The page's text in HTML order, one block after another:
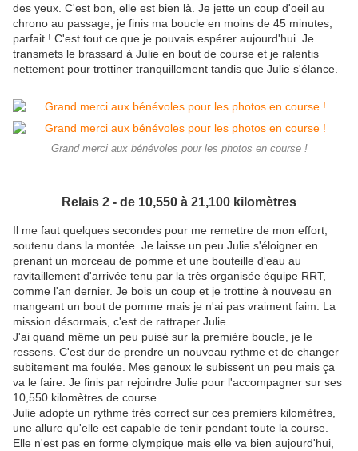
des yeux. C'est bon, elle est bien là. Je jette un coup d'oeil au
chrono au passage, je finis ma boucle en moins de 45 minutes,
parfait ! C'est tout ce que je pouvais espérer aujourd'hui. Je
transmets le brassard à Julie en bout de course et je ralentis
nettement pour trottiner tranquillement tandis que Julie s'élance.
Grand merci aux bénévoles pour les photos en course !
Relais 2 - de 10,550 à 21,100 kilomètres
Il me faut quelques secondes pour me remettre de mon effort,
soutenu dans la montée. Je laisse un peu Julie s'éloigner en
prenant un morceau de pomme et une bouteille d'eau au
ravitaillement d'arrivée tenu par la très organisée équipe RRT,
comme l'an dernier. Je bois un coup et je trottine à nouveau en
mangeant un bout de pomme mais je n'ai pas vraiment faim. La
mission désormais, c'est de rattraper Julie.
J'ai quand même un peu puisé sur la première boucle, je le
ressens. C'est dur de prendre un nouveau rythme et de changer
subitement ma foulée. Mes genoux le subissent un peu mais ça
va le faire. Je finis par rejoindre Julie pour l'accompagner sur ses
10,550 kilomètres de course.
Julie adopte un rythme très correct sur ces premiers kilomètres,
une allure qu'elle est capable de tenir pendant toute la course.
Elle n'est pas en forme olympique mais elle va bien aujourd'hui,